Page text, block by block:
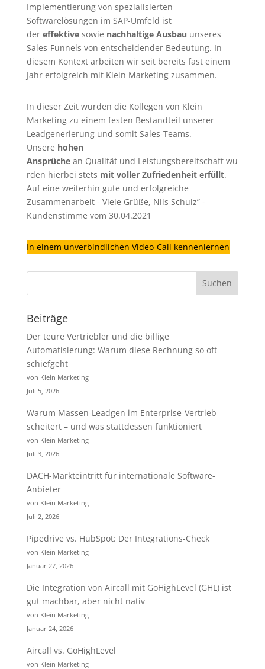
Implementierung von spezialisierten
Softwarelösungen im SAP-Umfeld ist
der effektive sowie nachhaltige Ausbau unseres
Sales-Funnels von entscheidender Bedeutung. In
diesem Kontext arbeiten wir seit bereits fast einem
Jahr erfolgreich mit Klein Marketing zusammen.
In dieser Zeit wurden die Kollegen von Klein
Marketing zu einem festen Bestandteil unserer
Leadgenerierungund somit Sales-Teams.
Unsere hohen
Ansprüchean Qualität und Leistungsbereitschaft wu
rden hierbei stets mit voller Zufriedenheit erfüllt.
Auf eine weiterhin gute und erfolgreiche
Zusammenarbeit - Viele Grüße, Nils Schulz” -
Kundenstimme vom 30.04.2021
In einem unverbindlichen Video-Call kennenlernen
Beiträge
Der teure Vertriebler und die billige
Automatisierung: Warum diese Rechnung so oft
schiefgeht
von Klein Marketing
Juli 5, 2026
Warum Massen-Leadgen im Enterprise-Vertrieb
scheitert – und was stattdessen funktioniert
von Klein Marketing
Juli 3, 2026
DACH-Markteintritt für internationale Software-
Anbieter
von Klein Marketing
Juli 2, 2026
Pipedrive vs. HubSpot: Der Integrations-Check
von Klein Marketing
Januar 27, 2026
Die Integration von Aircall mit GoHighLevel (GHL) ist
gut machbar, aber nicht nativ
von Klein Marketing
Januar 24, 2026
Aircall vs. GoHighLevel
von Klein Marketing